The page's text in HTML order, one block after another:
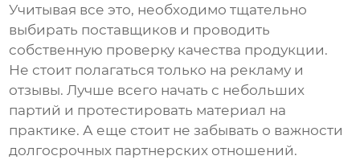
Учитывая все это, необходимо тщательно
выбирать поставщиков и проводить
собственную проверку качества продукции.
Не стоит полагаться только на рекламу и
отзывы. Лучше всего начать с небольших
партий и протестировать материал на
практике. А еще стоит не забывать о важности
долгосрочных партнерских отношений.